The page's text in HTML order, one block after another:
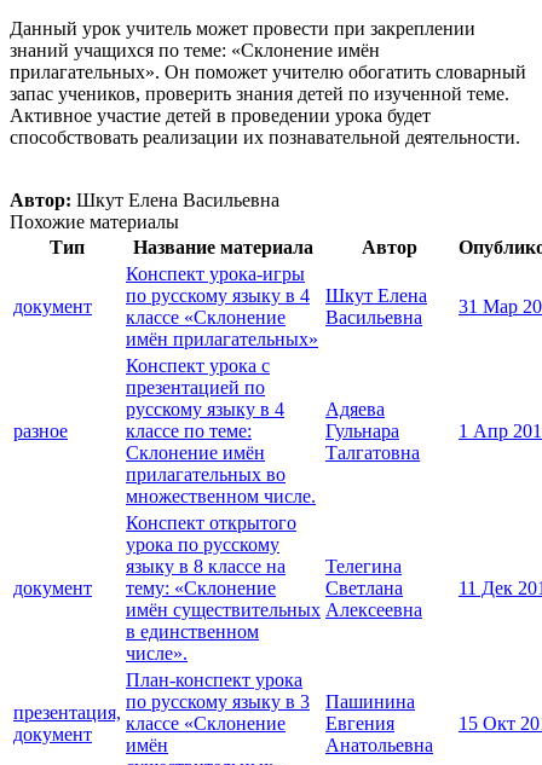
Данный урок учитель может провести при закреплении
знаний учащихся по теме: «Склонение имён
прилагательных». Он поможет учителю обогатить словарный
запас учеников, проверить знания детей по изученной теме.
Активное участие детей в проведении урока будет
способствовать реализации их познавательной деятельности.
Автор: Шкут Елена Васильевна
Похожие материалы
Тип
Название материала Автор
документ
Конспект урока-игры
по русскому языку в 4
классе «Склонение
имён прилагательных»
Шкут Елена
Васильевна
31 Мар
разное
Конспект урока с
презентацией по
русскому языку в 4
классе по теме:
Склонение имён
прилагательных во
множественном числе.
Адяева
Гульнара
Талгатовна
1 Апр
документ
Конспект открытого
урока по русскому
языку в 8 классе на
тему: «Склонение
имён существительных
в единственном
числе».
Телегина
Светлана
Алексеевна
11 Дек
презентация,
документ
План-конспект урока
по русскому языку в 3
классе «Склонение
имён
Пашинина
Евгения
Анатольевна
15 Окт